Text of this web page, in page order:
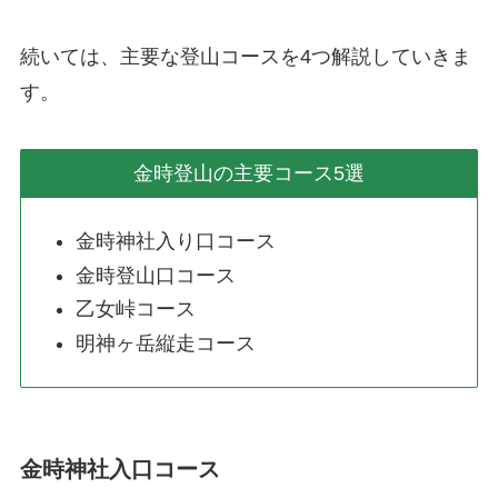
続いては、主要な登山コースを4つ解説していきま
す。
金時登山の主要コース5選
金時神社入り口コース
金時登山口コース
乙女峠コース
明神ヶ岳縦走コース
金時神社入口コース